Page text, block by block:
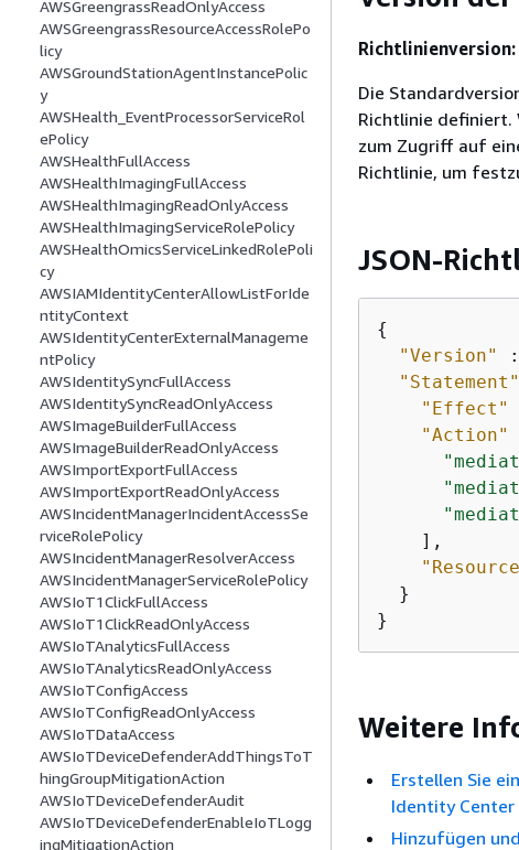
AWSGreengrassReadOnlyAccess
AWSGreengrassResourceAccessRolePo
licy
AWSGroundStationAgentInstancePolic
y
AWSHealth_EventProcessorServiceRol
ePolicy
AWSHealthFullAccess
AWSHealthImagingFullAccess
AWSHealthImagingReadOnlyAccess
AWSHealthImagingServiceRolePolicy
AWSHealthOmicsServiceLinkedRolePoli
cy
AWSIAMIdentityCenterAllowListForIde
ntityContext
AWSIdentityCenterExternalManageme
ntPolicy
AWSIdentitySyncFullAccess
AWSIdentitySyncReadOnlyAccess
AWSImageBuilderFullAccess
AWSImageBuilderReadOnlyAccess
AWSImportExportFullAccess
AWSImportExportReadOnlyAccess
AWSIncidentManagerIncidentAccessSe
rviceRolePolicy
AWSIncidentManagerResolverAccess
AWSIncidentManagerServiceRolePolicy
AWSIoT1ClickFullAccess
AWSIoT1ClickReadOnlyAccess
AWSIoTAnalyticsFullAccess
AWSIoTAnalyticsReadOnlyAccess
AWSIoTConfigAccess
AWSIoTConfigReadOnlyAccess
AWSIoTDataAccess
AWSIoTDeviceDefenderAddThingsToT
hingGroupMitigationAction
AWSIoTDeviceDefenderAudit
AWSIoTDeviceDefenderEnableIoTLogg
ingMitigationAction
Richtlinienversion:
Die
Richtlinie definiert.
zum Zugriff auf
Richtlinie, um
JSON-
{
"Version"
"Statement"
"Effect"
"Action"
    ],
  }
}
Weitere
Erstellen Sie
Identity Center
Hinzufügen